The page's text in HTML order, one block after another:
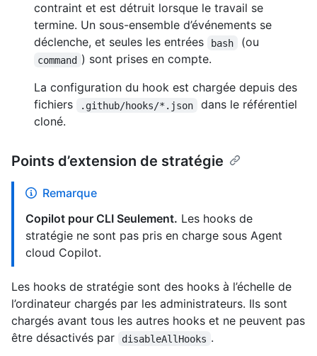
contraint et est détruit lorsque le travail se
termine. Un sous-ensemble d’événements se
déclenche, et seules les entrées
bash (ou
command ) sont prises en compte.
La configuration du hook est chargée depuis des
fichiers
.github/hooks/*.json
dans le référentiel
cloné.
Points d’extension de stratégie
Remarque
Copilot pour CLI Seulement. Les hooks de
stratégie ne sont pas pris en charge sous Agent
cloud Copilot.
Les hooks de stratégie sont des hooks à l’échelle de
l’ordinateur chargés par les administrateurs. Ils sont
chargés avant tous les autres hooks et ne peuvent pas
être désactivés par
disableAllHooks .